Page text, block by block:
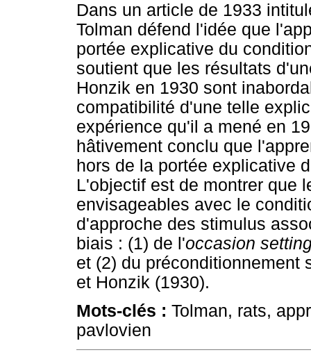
Dans un article de 1933
Tolman défend l'idée que
portée explicative du
soutient que les résultats
Honzik en 1930 sont
compatibilité d'une telle
expérience qu'il a mené en
hâtivement conclu que
hors de la portée explicative
L'objectif est de montrer que
envisageables avec le
d'approche des stimulus
biais : (1) de l'occasion
et (2) du préconditionnement
et Honzik (1930).
Mots-clés : Tolman, rats,
pavlovien